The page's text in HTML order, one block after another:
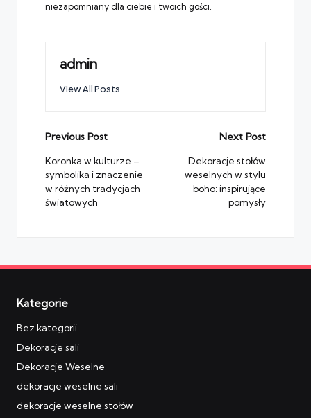
niezapomniany dla ciebie i twoich gości.
admin
View All Posts
Post
navigation
Previous Post
Koronka w kulturze –
symbolika i znaczenie
w różnych tradycjach
światowych
Next Post
Dekoracje stołów
weselnych w stylu
boho: inspirujące
pomysły
Kategorie
Bez kategorii
Dekoracje sali
Dekoracje Weselne
dekoracje weselne sali
dekoracje weselne stołów